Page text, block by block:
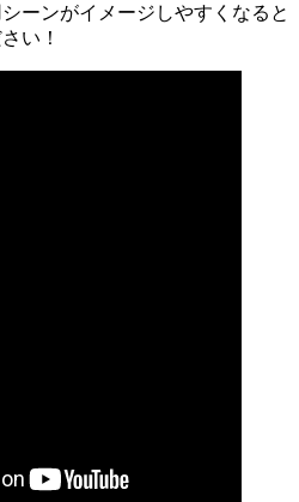
ーンがイメージしやすくなると
い！